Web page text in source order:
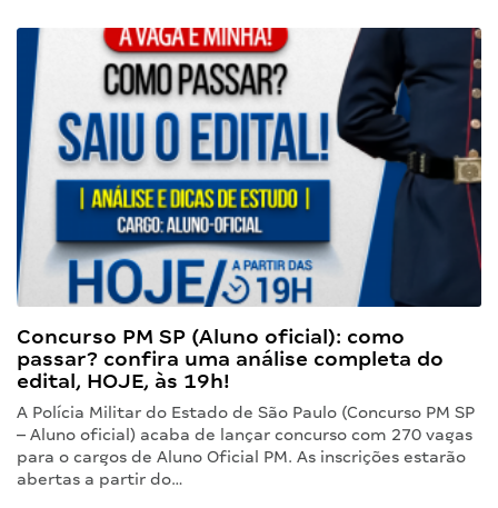
Concurso PM SP (Aluno oficial): como
passar? confira uma análise completa do
edital, HOJE, às 19h!
A Polícia Militar do Estado de São Paulo (Concurso PM SP
– Aluno oficial) acaba de lançar concurso com 270 vagas
para o cargos de Aluno Oficial PM. As inscrições estarão
abertas a partir do…